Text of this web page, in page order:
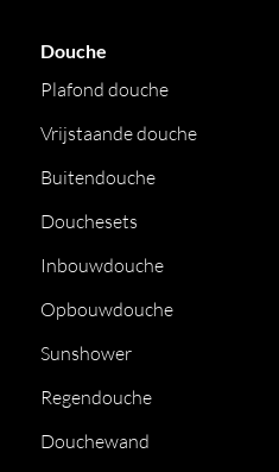
Douche
Plafond douche
Vrijstaande douche
Buitendouche
Douchesets
Inbouwdouche
Opbouwdouche
Sunshower
Regendouche
Douchewand